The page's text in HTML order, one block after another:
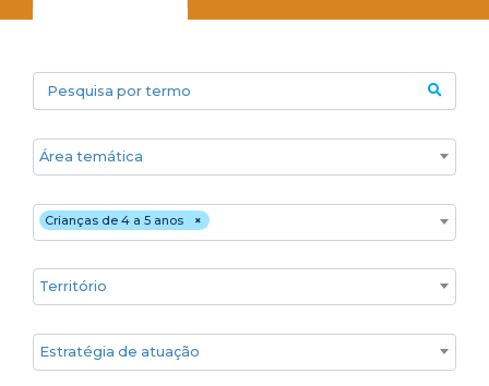
Pesquisa por termo
Áreas temáticas
Público ×
Crianças de 4 a 5 anos
Territórios
Estratégia de atuação